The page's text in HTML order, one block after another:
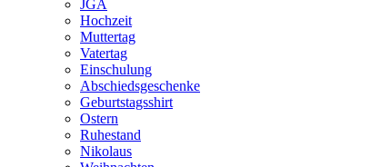
JGA
Hochzeit
Muttertag
Vatertag
Einschulung
Abschiedsgeschenke
Geburtstagsshirt
Ostern
Ruhestand
Nikolaus